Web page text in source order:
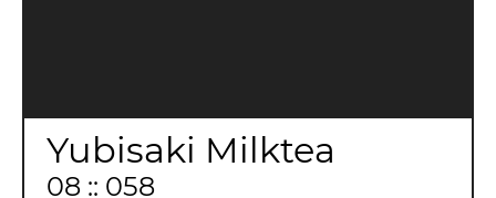
Yubisaki Milktea
08 :: 058